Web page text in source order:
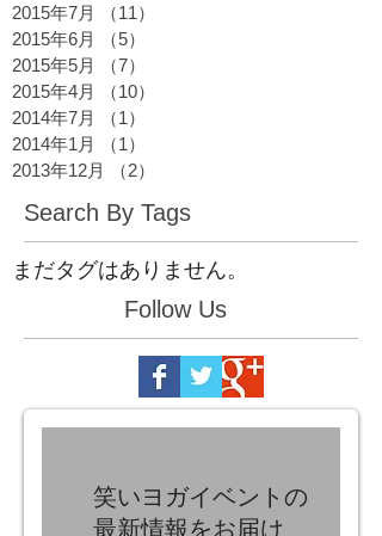
Search By Tags
Follow Us
2015年7月
（11）
2015年6月
（5）
2015年5月
（7）
2015年4月
（10）
2014年7月
（1）
2014年1月
（1）
2013年12月
（2）
まだタグはありません。
笑いヨガイベントの
最新情報をお届け